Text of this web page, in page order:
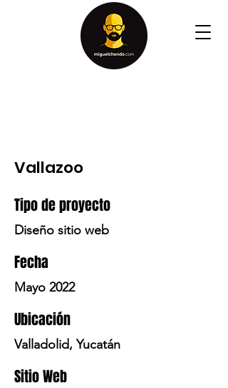
Vallazoo
Tipo de proyecto
Diseño sitio web
Fecha
Mayo 2022
Ubicación
Valladolid, Yucatán
Sitio Web